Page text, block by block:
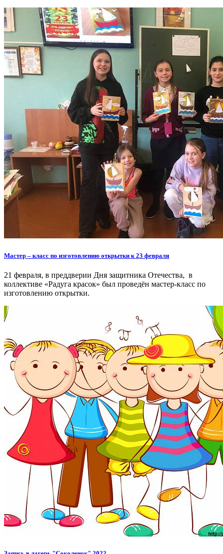
Мастер – класс по изготовлению открытки к 23 февраля
21 февраля, в преддверии Дня защитника Отечества, в
коллективе «Радуга красок» был проведён мастер-класс по
изготовлению открытки.